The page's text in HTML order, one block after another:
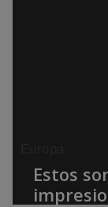
Estos